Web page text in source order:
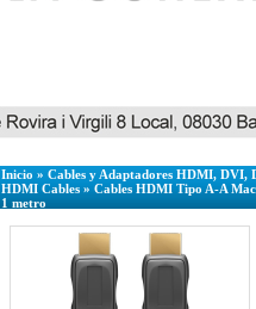
Inicio » Cables y Adaptadores HDMI, DVI,
HDMI Cables » Cables HDMI Tipo A-A
1 metro